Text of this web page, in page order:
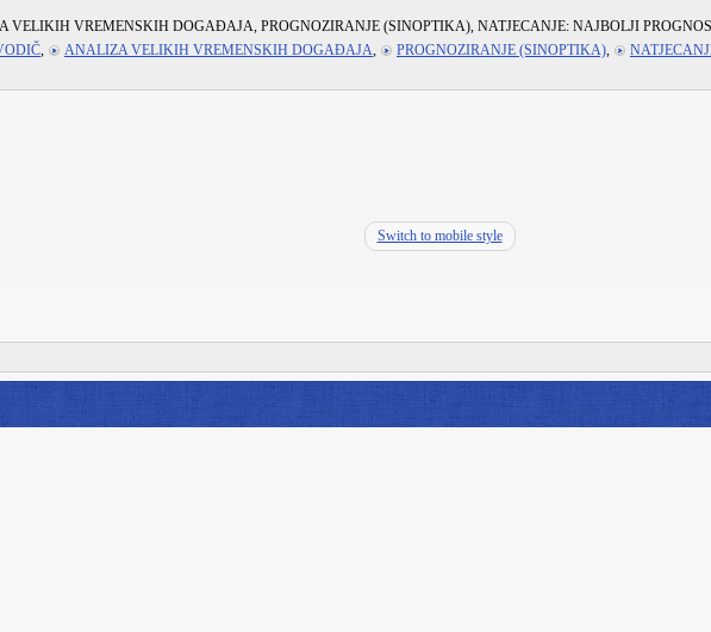
VELIKIH VREMENSKIH DOGAĐAJA, PROGNOZIRANJE (SINOPTIKA), NATJECANJE: NAJBOLJI
, ANALIZA VELIKIH VREMENSKIH DOGAĐAJA, PROGNOZIRANJE (SINOPTIKA),
Switch to mobile style